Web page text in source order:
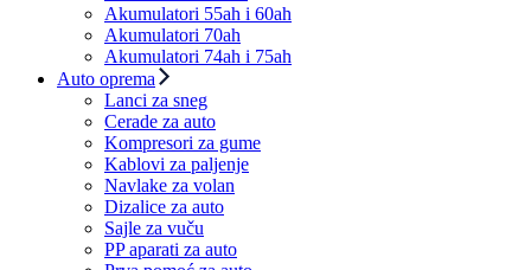
Akumulatori 55ah i 60ah
Akumulatori 70ah
Akumulatori 74ah i 75ah
Auto oprema
Lanci za sneg
Cerade za auto
Kompresori za gume
Kablovi za paljenje
Navlake za volan
Dizalice za auto
Sajle za vuču
PP aparati za auto